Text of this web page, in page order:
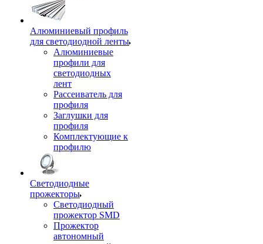
Алюминиевый профиль
для светодиодной ленты
Алюминиевые
профили для
светодиодных
лент
Рассеиватель для
профиля
Заглушки для
профиля
Комплектующие к
профилю
Светодиодные
прожекторы
Светодиодный
прожектор SMD
Прожектор
автономный